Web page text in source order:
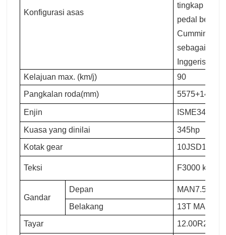
Konfigurasi asas
tingkap
pedal
Cummins
sebagai
Inggeris
Kelajuan max. (km/j)
90
Pangkalan roda(mm)
5575+1400
Enjin ISME345 30
Kuasa yang dinilai
345hp
Kotak gear
10JSD180
Teksi F3000 kabin
Gandar
Depan
MAN7.5T
Belakang
13T MAN
Tayar
12.00R20